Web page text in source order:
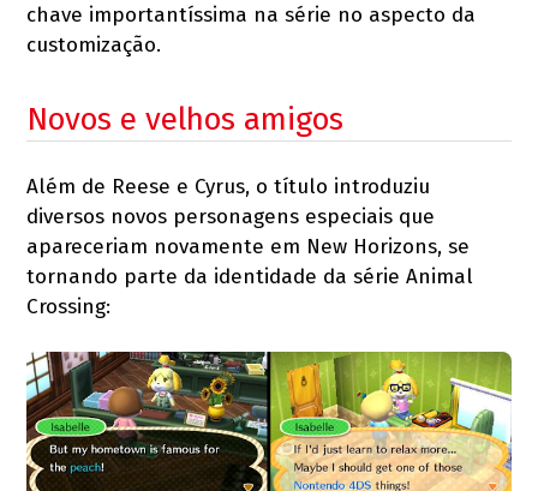
chave importantíssima na série no aspecto da
customização.
Novos e velhos amigos
Além de Reese e Cyrus, o título introduziu
diversos novos personagens especiais que
apareceriam novamente em New Horizons, se
tornando parte da identidade da série Animal
Crossing: